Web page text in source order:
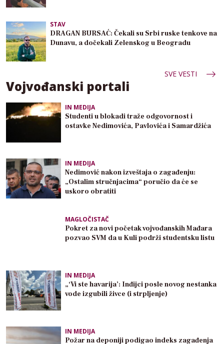
STAV
DRAGAN BURSAĆ: Čekali su Srbi ruske tenkove na
Dunavu, a dočekali Zelenskog u Beogradu
SVE VESTI
Vojvođanski portali
IN MEDIJA
Studenti u blokadi traže odgovornost i
ostavke Nedimovića, Pavlovića i Samardžića
IN MEDIJA
Nedimović nakon izveštaja o zagađenju:
„Ostalim stručnjacima“ poručio da će se
uskoro obratiti
MAGLOČISTAČ
Pokret za novi početak vojvođanskih Mađara
pozvao SVM da u Kuli podrži studentsku listu
IN MEDIJA
„‘Vi ste havarija’: Inđijci posle novog nestanka
vode izgubili živce (i strpljenje)
IN MEDIJA
Požar na deponiji podigao indeks zagađenja